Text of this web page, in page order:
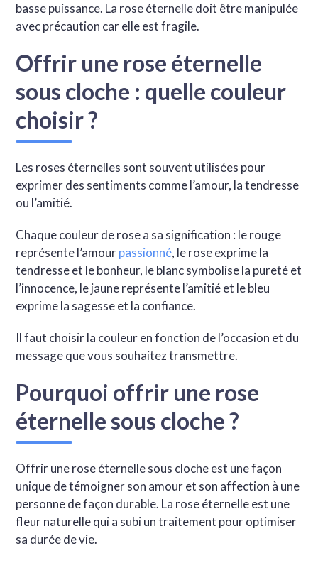
basse puissance. La rose éternelle doit être manipulée
avec précaution car elle est fragile.
Offrir une rose éternelle
sous cloche : quelle couleur
choisir ?
Les roses éternelles sont souvent utilisées pour
exprimer des sentiments comme l’amour, la tendresse
ou l’amitié.
Chaque couleur de rose a sa signification : le rouge
représente l’amourpassionné, le rose exprime la
tendresse et le bonheur, le blanc symbolise la pureté et
l’innocence, le jaune représente l’amitié et le bleu
exprime la sagesse et la confiance.
Il faut choisir la couleur en fonction de l’occasion et du
message que vous souhaitez transmettre.
Pourquoi offrir une rose
éternelle sous cloche ?
Offrir une rose éternelle sous cloche est une façon
unique de témoigner son amour et son affection à une
personne de façon durable. La rose éternelle est une
fleur naturelle qui a subi un traitement pour optimiser
sa durée de vie.